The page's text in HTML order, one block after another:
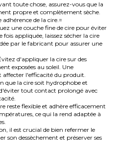
toute chose, assurez-vous que la
propre et complètement sèche.
de la cire.=
une couche fine de cire pour éviter
appliquée, laissez sécher la cire
par le fabricant pour assurer une
d'appliquer la cire sur des
exposées au soleil. Une
l'efficacité du produit.
que la cire soit hydrophobe et
d'éviter tout contact prolongé avec
reste flexible et adhère efficacement
ce qui la rend adaptée à
il est crucial de bien refermer le
son dessèchement et préserver ses